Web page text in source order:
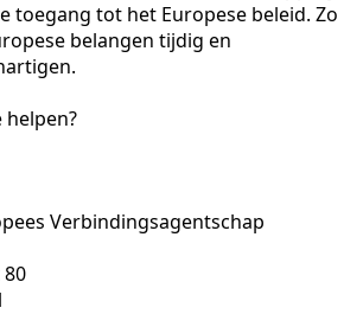
toegang tot het Europese beleid. Zo
belangen tijdig en
helpen?
Verbindingsagentschap